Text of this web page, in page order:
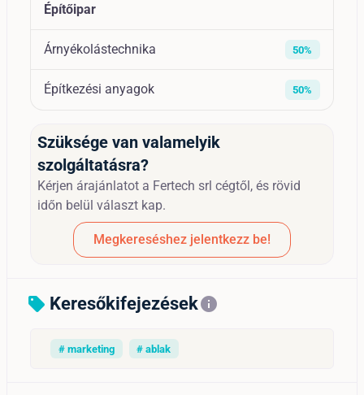
Építőipar
Árnyékolástechnika 50%
Építkezési anyagok 50%
Szüksége van valamelyik
szolgáltatásra?
Kérjen árajánlatot a Fertech srl cégtől, és rövid
időn belül választ kap.
Megkereséshez jelentkezz be!
sell Keresőkifejezésekinfo
# marketing # ablak